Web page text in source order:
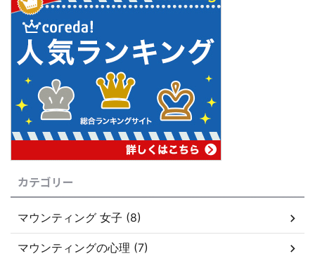
カテゴリー
マウンティング 女子 (8)
マウンティングの心理 (7)